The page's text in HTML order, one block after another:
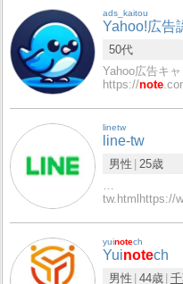
ads_kaitou
Yahoo!広告
50代
Yahoo広告キ
https://note
linetw
line-tw
男性 25歳
…
tw.htmlhttps://
yuinotech
Yuinotech
男性 44歳